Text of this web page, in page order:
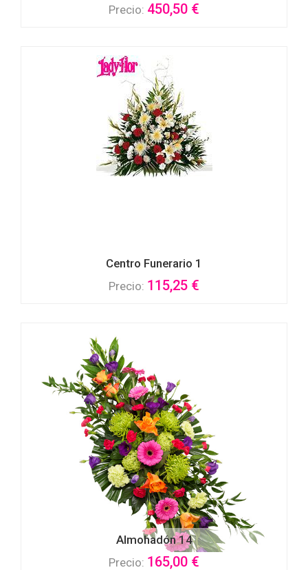
Precio: 450,50 €
Centro Funerario 1
Precio: 115,25 €
Almohadón 14
Precio: 165,00 €